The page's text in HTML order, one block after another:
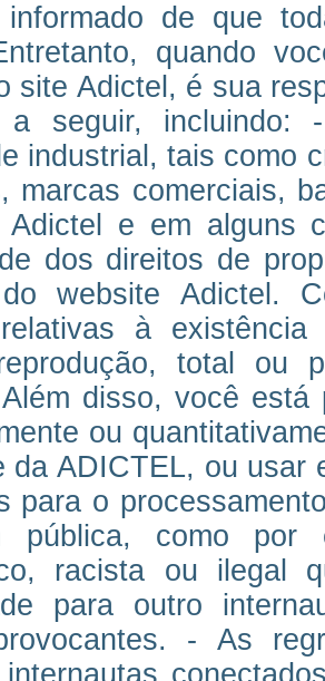
de que
quando
site Adictel, é sua
a seguir,
industrial, tais como
marcas comerciais,
Adictel e em alguns
dos direitos de
do website Adictel.
à
total ou
disso, você
ou
da ADICTEL, ou usar
para o
pública, como por
racista ou ilegal
para outro
- As
internautas